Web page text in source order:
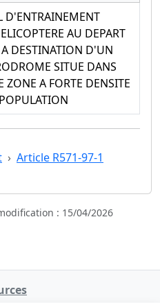
D'ENTRAINEMENT
AU DEPART
DESTINATION D'UN
SITUE DANS
ZONE A FORTE DENSITE
Article R571-97-1
: 15/04/2026